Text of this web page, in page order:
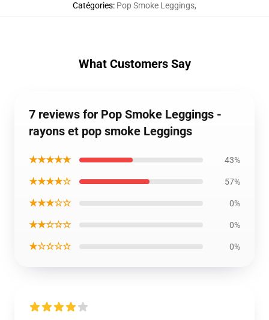
Catégories: Pop Smoke Leggings,
What Customers Say
7 reviews for Pop Smoke Leggings -
rayons et pop smoke Leggings
★★★★★ 43%
★★★★☆ 57%
★★★☆☆ 0%
★★☆☆☆ 0%
★☆☆☆☆ 0%